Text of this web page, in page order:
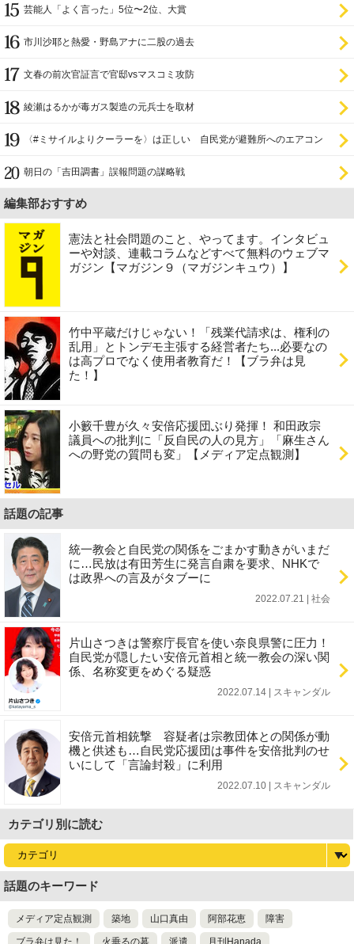
芸能人「よく言った」5位〜2位、大賞
市川沙耶と熱愛・野島アナに二股の過去
文春の前次官証言で官邸vsマスコミ攻防
綾瀬はるかが毒ガス製造の元兵士を取材
〈#ミサイルよりクーラーを〉は正しい 自民党が避難所へのエアコン
朝日の「吉田調書」誤報問題の謀略戦
編集部おすすめ
憲法と社会問題のこと、やってます。インタビュ
ーや対談、連載コラムなどすべて無料のウェブマ
ガジン【マガジン９（マガジンキュウ）】
竹中平蔵だけじゃない！「残業代請求は、権利の
乱用」とトンデモ主張する経営者たち...必要なの
は高プロでなく使用者教育だ！【ブラ弁は見
た！】
小籔千豊が久々安倍応援団ぶり発揮！ 和田政宗
議員への批判に「反自民の人の見方」「麻生さん
への野党の質問も変」【メディア定点観測】
話題の記事
統一教会と自民党の関係をごまかす動きがいまだ
に…民放は有田芳生に発言自粛を要求、NHKで
は政界への言及がタブーに
2022.07.21 | 社会
片山さつきは警察庁長官を使い奈良県警に圧力！
自民党が隠したい安倍元首相と統一教会の深い関
係、名称変更をめぐる疑惑
2022.07.14 | スキャンダル
安倍元首相銃撃 容疑者は宗教団体との関係が動
機と供述も…自民党応援団は事件を安倍批判のせ
いにして「言論封殺」に利用
2022.07.10 | スキャンダル
カテゴリ別に読む
話題のキーワード
メディア定点観測 築地 山口真由 阿部花恵 障害
ブラ弁は見た！ 火垂るの墓 派遣 月刊Hanada